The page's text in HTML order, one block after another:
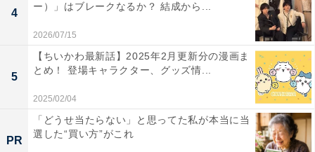
ちいかわ なんか小さくてかわいいやつ（１） (モーニン
グコミックス)
Amazonで見る
4
ー）」はブレークなるか？ 結成から...
2026/07/15
5
【ちいかわ最新話】2025年2月更新分の漫画ま
とめ！ 登場キャラクター、グッズ情...
2025/02/04
PR
「どうせ当たらない」と思ってた私が本当に当
選した“買い方”がこれ